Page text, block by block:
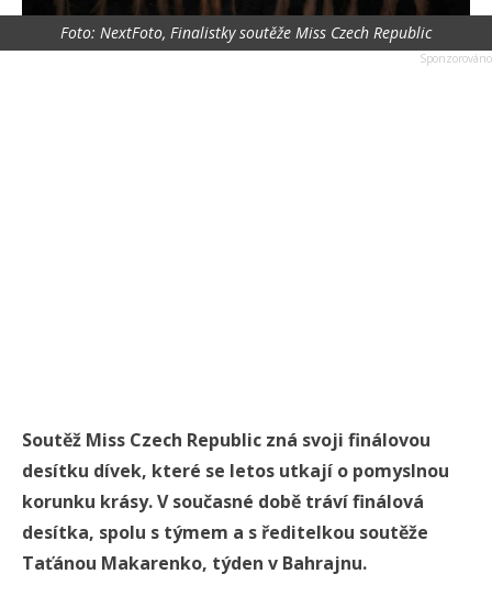
Foto: NextFoto, Finalistky soutěže Miss Czech Republic
Soutěž Miss Czech Republic zná svoji finálovou
desítku dívek, které se letos utkají o pomyslnou
korunku krásy. V současné době tráví finálová
desítka, spolu s týmem a s ředitelkou soutěže
Taťánou Makarenko, týden v Bahrajnu.